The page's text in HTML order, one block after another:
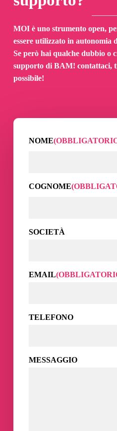
MOI è uno strumento open,
essere utilizzato in autonomia
Se però hai qualche dubbio o
supporto di BAM! contattaci,
possibile!
NOME
COGNOME
Cognome
SOCIETÀ
EMAIL
TELEFONO
MESSAGGIO